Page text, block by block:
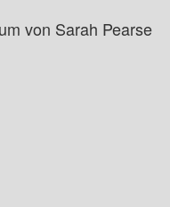
von Sarah Pearse